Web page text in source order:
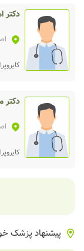
دکتر
دکتر
پیشنهاد پزشک